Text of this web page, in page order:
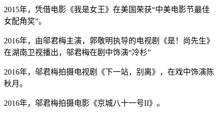
2015年，凭借电影《我是女王》在美国荣获“中美电影节最佳
女配角奖”。
2016年，由邬君梅主演，郭敬明执导的电视剧《是！尚先生》
在湖南卫视播出，邬君梅在剧中饰演“冷杉”
2016年，邬君梅拍摄电视剧《下一站，别离》，在戏中饰演陈
秋月。
2016年，邬君梅拍摄电影《京城八十一号II》。